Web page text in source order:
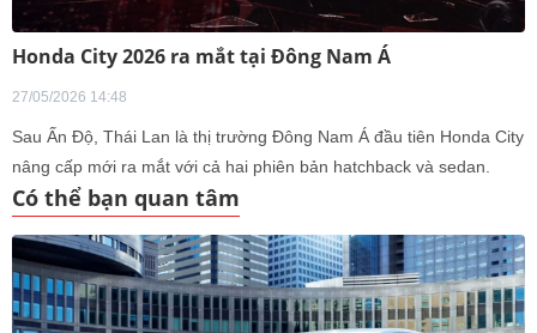
Honda City 2026 ra mắt tại Đông Nam Á
27/05/2026 14:48
Sau Ấn Độ, Thái Lan là thị trường Đông Nam Á đầu tiên Honda City
nâng cấp mới ra mắt với cả hai phiên bản hatchback và sedan.
Có thể bạn quan tâm